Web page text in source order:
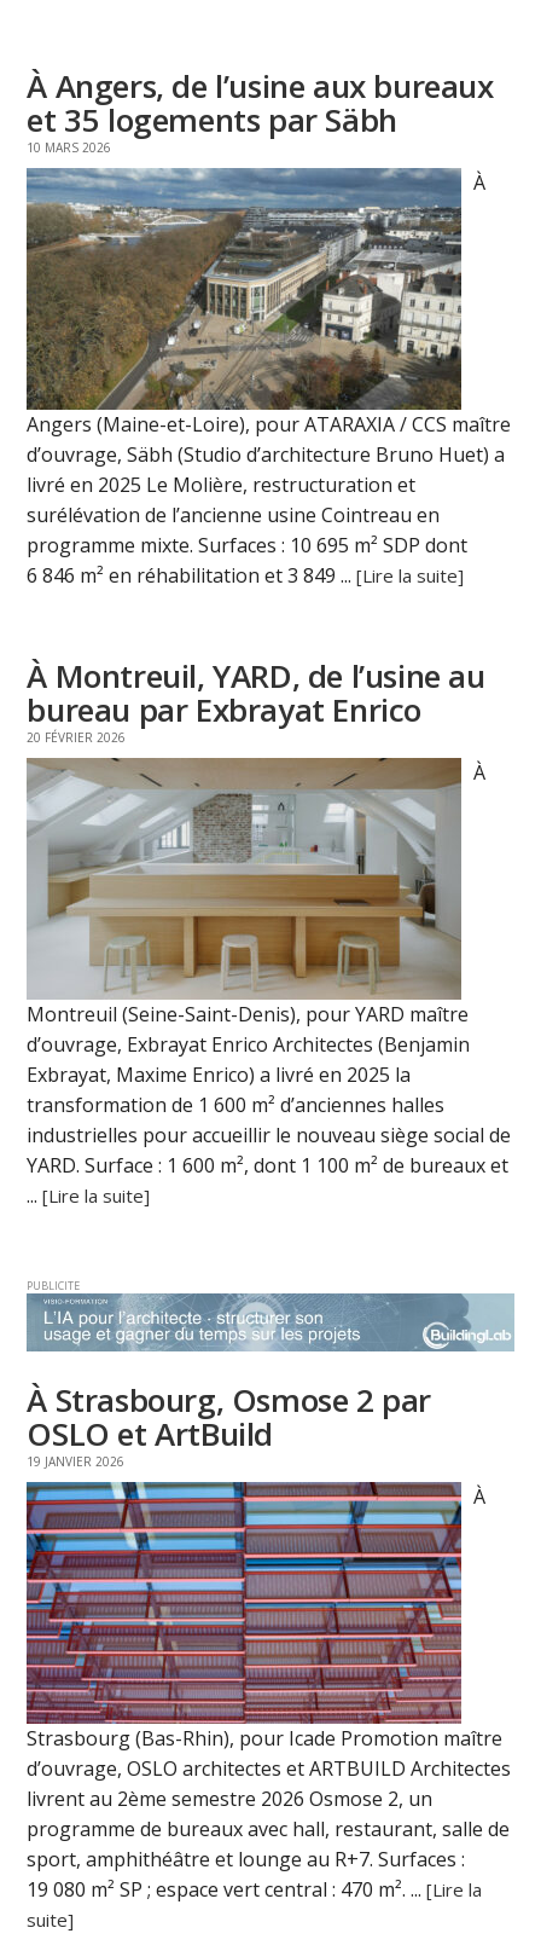
À Angers, de l’usine aux bureaux
et 35 logements par Säbh
10 MARS 2026
À
Angers (Maine-et-Loire), pour ATARAXIA / CCS maître
d’ouvrage, Säbh (Studio d’architecture Bruno Huet) a
livré en 2025 Le Molière, restructuration et
surélévation de l’ancienne usine Cointreau en
programme mixte. Surfaces : 10 695 m² SDP dont
6 846 m² en réhabilitation et 3 849 ...[Lire la suite]
À Montreuil, YARD, de l’usine au
bureau par Exbrayat Enrico
20 FÉVRIER 2026
À
Montreuil (Seine-Saint-Denis), pour YARD maître
d’ouvrage, Exbrayat Enrico Architectes (Benjamin
Exbrayat, Maxime Enrico) a livré en 2025 la
transformation de 1 600 m² d’anciennes halles
industrielles pour accueillir le nouveau siège social de
YARD. Surface : 1 600 m², dont 1 100 m² de bureaux et
...[Lire la suite]
PUBLICITE
À Strasbourg, Osmose 2 par
OSLO et ArtBuild
19 JANVIER 2026
À
Strasbourg (Bas-Rhin), pour Icade Promotion maître
d’ouvrage, OSLO architectes et ARTBUILD Architectes
livrent au 2ème semestre 2026 Osmose 2, un
programme de bureaux avec hall, restaurant, salle de
sport, amphithéâtre et lounge au R+7. Surfaces :
19 080 m² SP ; espace vert central : 470 m². ...[Lire la
suite]